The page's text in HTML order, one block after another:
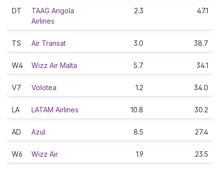
DT
TAAG Angola
Airlines
2.3 47.1
TS Air Transat 3.0 38.7
W4 Wizz Air Malta 5.7 34.1
V7 Volotea 1.2 34.0
LA LATAM Airlines 10.8 30.2
AD Azul 8.5 27.4
W6 Wizz Air 1.9 23.5